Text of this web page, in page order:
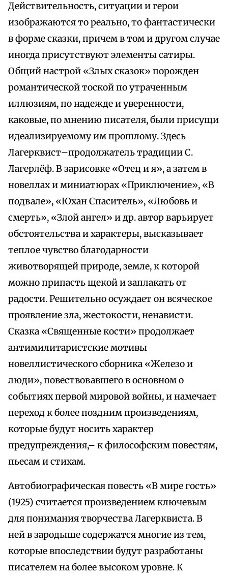
Действительность, ситуации и герои
изображаются то реально, то фантастически
в форме сказки, причем в том и другом случае
иногда присутствуют элементы сатиры.
Общий настрой «Злых сказок» порожден
романтической тоской по утраченным
иллюзиям, по надежде и уверенности,
каковые, по мнению писателя, были присущи
идеализируемому им прошлому. Здесь
Лагерквист–продолжатель традиции С.
Лагерлёф. В зарисовке «Отец и я», а затем в
новеллах и миниатюрах «Приключение», «В
подвале», «Юхан Спаситель», «Любовь и
смерть», «Злой ангел» и др. автор варьирует
обстоятельства и характеры, высказывает
теплое чувство благодарности
животворящей природе, земле, к которой
можно припасть щекой и заплакать от
радости. Решительно осуждает он всяческое
проявление зла, жестокости, ненависти.
Сказка «Священные кости» продолжает
антимилитаристские мотивы
новеллистического сборника «Железо и
люди», повествовавшего в основном о
событиях первой мировой войны, и намечает
переход к более поздним произведениям,
которые будут носить характер
предупреждения,– к философским повестям,
пьесам и стихам.
Автобиографическая повесть «В мире гость»
(1925) считается произведением ключевым
для понимания творчества Лагерквиста. В
ней в зародыше содержатся многие из тем,
которые впоследствии будут разработаны
писателем на более высоком уровне. К